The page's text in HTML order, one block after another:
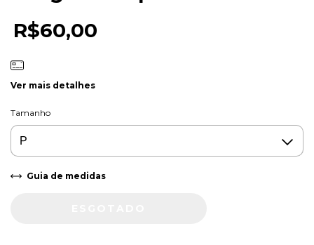
R$60,00
Ver mais detalhes
Tamanho
Guia de medidas